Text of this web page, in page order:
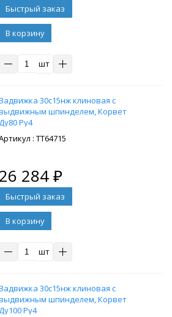
В корзину
шт
Задвижка 30с15нж клиновая с
шпинделем, Корвет
Ру4
: ТТ64715
26 284₽
В корзину
шт
Задвижка 30с15нж клиновая с
шпинделем, Корвет
Ру4